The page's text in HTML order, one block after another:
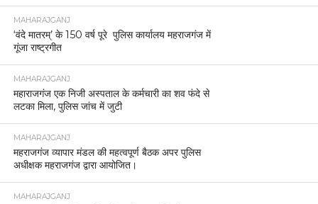
MAHARAJGANJ
‘वंदे मातरम्’ के 150 वर्ष पूरे पुलिस कार्यालय महराजगंज में
गूंजा राष्ट्रगीत
MAHARAJGANJ
महाराजगंज एक निजी अस्पताल के कर्मचारी का शव फंदे से
लटका मिला, पुलिस जांच में जुटी
MAHARAJGANJ
महराजगंज व्यापार मंडल की महत्वपूर्ण बैठक अपर पुलिस
अधीक्षक महराजगंज द्वारा आयोजित।
MAHARAJGANJ